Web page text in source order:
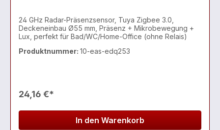
24 GHz Radar-Präsenzsensor, Tuya Zigbee 3.0,
Deckeneinbau Ø55 mm, Präsenz + Mikrobewegung +
Lux, perfekt für Bad/WC/Home-Office (ohne Relais)
Produktnummer: 10-eas-edq253
24,16 €*
In den Warenkorb